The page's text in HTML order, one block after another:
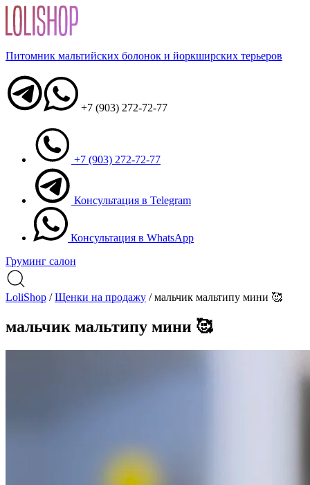
Питомник мальтийских болонок и йоркширских терьеров
+7 (903) 272-72-77
+7 (903) 272-72-77
Консультация в Telegram
Консультация в WhatsApp
Груминг салон
LoliShop /Щенки на продажу /мальчик мальтипу мини 🥰
мальчик мальтипу мини 🥰